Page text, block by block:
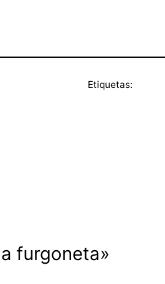
Etiquetas:
furgoneta»